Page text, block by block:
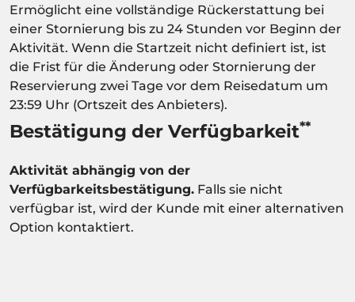
Ermöglicht eine vollständige Rückerstattung bei
einer Stornierung bis zu 24 Stunden vor Beginn der
Aktivität. Wenn die Startzeit nicht definiert ist, ist
die Frist für die Änderung oder Stornierung der
Reservierung zwei Tage vor dem Reisedatum um
23:59 Uhr (Ortszeit des Anbieters).
Bestätigung der Verfügbarkeit**
Aktivität abhängig von der
Verfügbarkeitsbestätigung. Falls sie nicht
verfügbar ist, wird der Kunde mit einer alternativen
Option kontaktiert.